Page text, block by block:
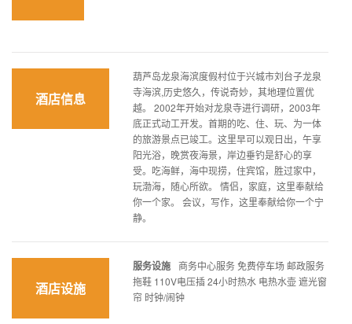
酒店信息
葫芦岛龙泉海滨度假村位于兴城市刘台子龙泉
寺海滨,历史悠久，传说奇妙，其地理位置优
越。 2002年开始对龙泉寺进行调研，2003年
底正式动工开发。首期的吃、住、玩、为一体
的旅游景点已竣工。这里早可以观日出，午享
阳光浴，晚赏夜海景，岸边垂钓是舒心的享
受。吃海鲜，海中现捞，住宾馆，胜过家中，
玩渤海，随心所欲。 情侣，家庭，这里奉献给
你一个家。 会议，写作，这里奉献给你一个宁
静。
酒店设施
服务设施 商务中心服务 免费停车场 邮政服务
拖鞋 110V电压插 24小时热水 电热水壶 遮光窗
帘 时钟/闹钟